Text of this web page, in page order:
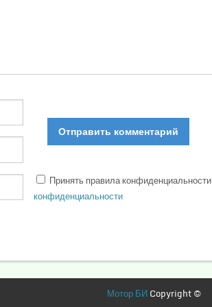
Принять правила конфиденциальности
конфиденциальности
Мотор БИCopyright ©